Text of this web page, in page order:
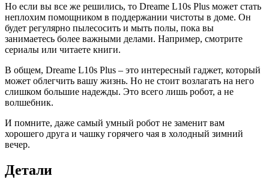
Но если вы все же решились, то Dreame L10s Plus может стать
неплохим помощником в поддержании чистоты в доме. Он
будет регулярно пылесосить и мыть полы, пока вы
занимаетесь более важными делами. Например, смотрите
сериалы или читаете книги.
В общем, Dreame L10s Plus – это интересный гаджет, который
может облегчить вашу жизнь. Но не стоит возлагать на него
слишком большие надежды. Это всего лишь робот, а не
волшебник.
И помните, даже самый умный робот не заменит вам
хорошего друга и чашку горячего чая в холодный зимний
вечер.
Детали